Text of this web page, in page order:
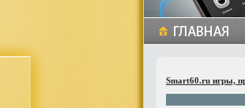
Smart60.ru игры,